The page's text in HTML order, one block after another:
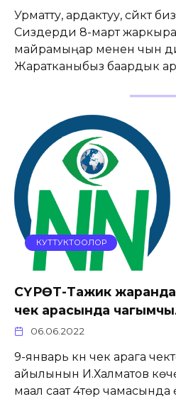
Урматту, ардактуу, сүйүктүү
Сиздерди 8-март
майрамыңар менен чын
Жаратканыбыз баардык
КУТТУКТООЛОР
СҮРӨТ-Тажик
чек арасында
06.06.2022
9-январь күнү чек арага
айылынын И.Халматов
маал саат 4төр